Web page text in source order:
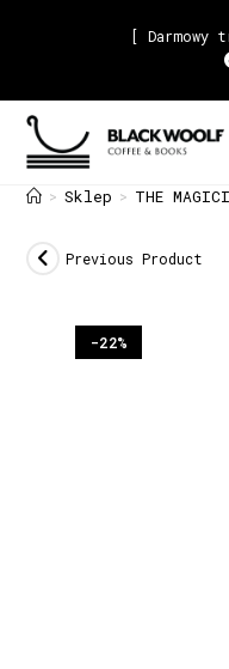
[ Darmowy
> Sklep > THE
-22%
Previous Product